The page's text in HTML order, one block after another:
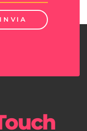
INVIA